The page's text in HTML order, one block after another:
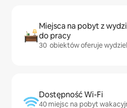
Miejsca na pobyt z
do pracy
30 obiektów oferuje
Dostępność Wi-Fi
40 miejsc na pobyt